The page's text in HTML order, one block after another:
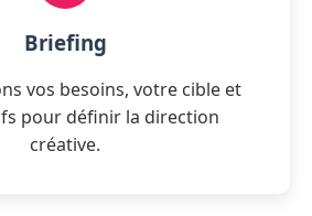
Briefing
vos besoins, votre cible et
pour définir la direction
créative.